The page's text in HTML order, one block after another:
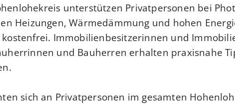
unterstützen Privatpersonen bei
Heizungen, Wärmedämmung und hohen
Immobilienbesitzerinnen und
und Bauherren erhalten praxisnahe
sich an Privatpersonen im gesamten